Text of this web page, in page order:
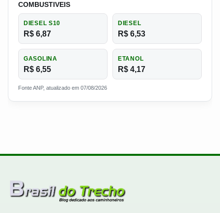
COMBUSTIVEIS
DIESEL S10
R$ 6,87
DIESEL
R$ 6,53
GASOLINA
R$ 6,55
ETANOL
R$ 4,17
Fonte ANP, atualizado em 07/08/2026